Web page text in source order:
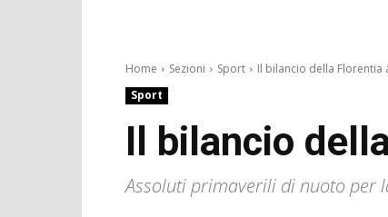
Home Sezioni Sport
Il bilancio della Florentia
Sport
Il bilancio
Assoluti primaverili di nuoto per